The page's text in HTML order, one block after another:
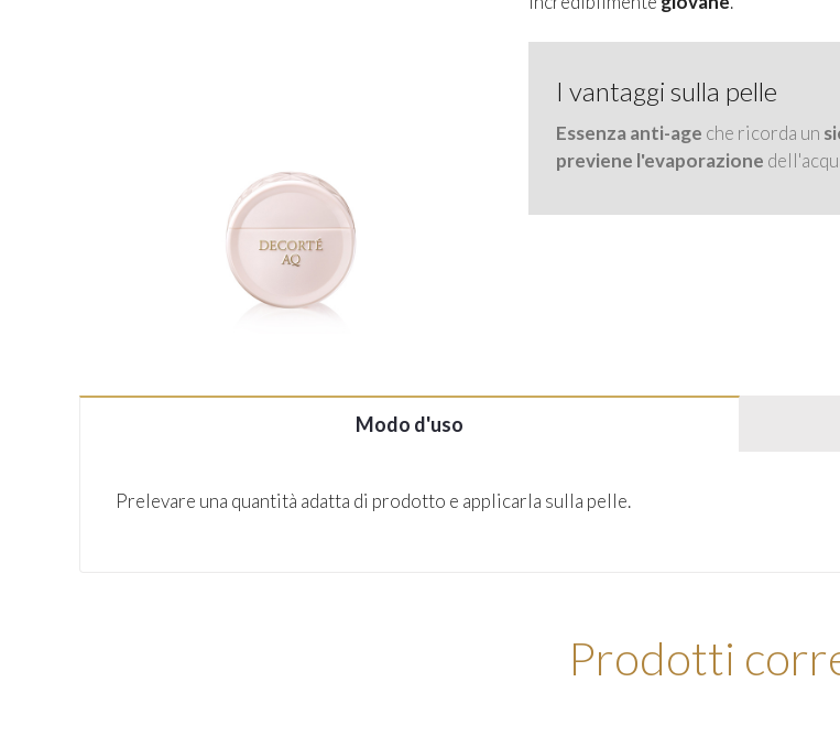
I vantaggi sulla pelle
Essenza anti-age che ricorda un
previene l'evaporazione
Modo d'uso
Prelevare una quantità adatta di prodotto e applicarla sulla pelle.
Prodotti